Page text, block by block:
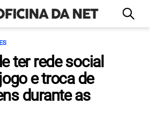
ter rede social
e troca de
durante as